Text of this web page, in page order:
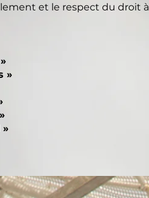
et le respect du droit à
»
»